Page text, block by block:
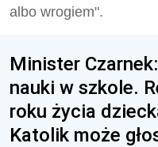
albo wrogiem".
Minister
nauki w szkole.
roku życia
Katolik może